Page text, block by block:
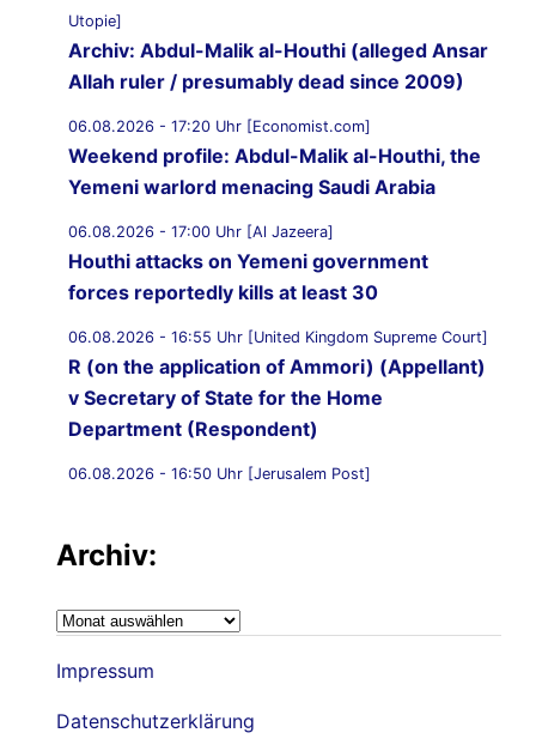
Utopie]
Archiv: Abdul-Malik al-Houthi (alleged Ansar
Allah ruler / presumably dead since 2009)
06.08.2026 - 17:20 Uhr [Economist.com]
Weekend profile: Abdul-Malik al-Houthi, the
Yemeni warlord menacing Saudi Arabia
06.08.2026 - 17:00 Uhr [Al Jazeera]
Houthi attacks on Yemeni government
forces reportedly kills at least 30
06.08.2026 - 16:55 Uhr [United Kingdom Supreme Court]
R (on the application of Ammori) (Appellant)
v Secretary of State for the Home
Department (Respondent)
06.08.2026 - 16:50 Uhr [Jerusalem Post]
14 peaceful protesters arrested at Palestine
Action demonstration outside Bristol Prison
06.08.2026 - 16:19 Uhr [Nachrichtenagentur Radio
Utopie]
Archiv:
Archiv:
Impressum
Datenschutzerklärung